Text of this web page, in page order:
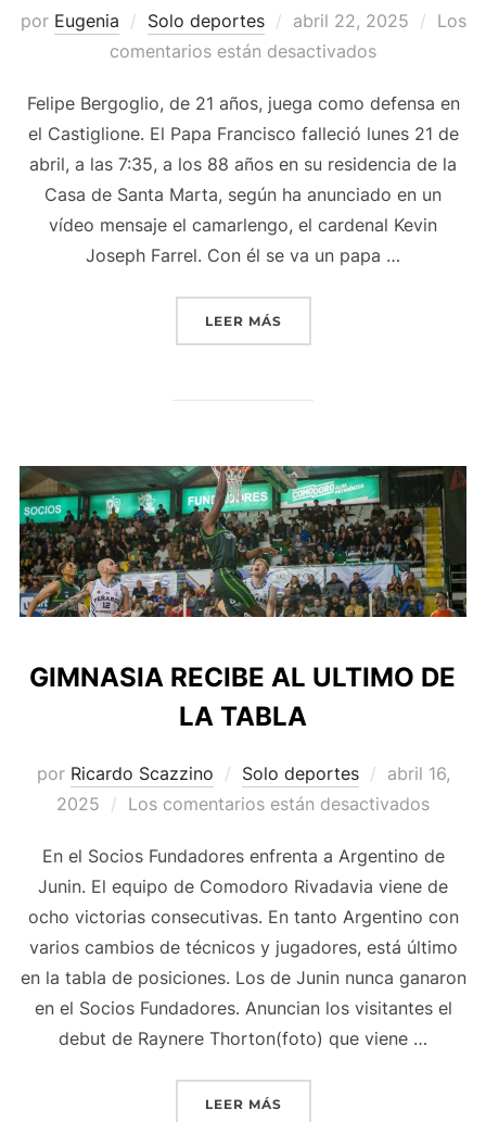
por Eugenia Solo deportes
Publicado
el
abril 22, 2025
Los
comentarios están desactivados
Felipe Bergoglio, de 21 años, juega como defensa en
el Castiglione. El Papa Francisco falleció lunes 21 de
abril, a las 7:35, a los 88 años en su residencia de la
Casa de Santa Marta, según ha anunciado en un
vídeo mensaje el camarlengo, el cardenal Kevin
Joseph Farrel. Con él se va un papa …
LEER MÁS«EL SOBRINO DEL PAPA
GIMNASIA RECIBE AL ULTIMO DE
LA TABLA
por Ricardo Scazzino Solo deportes
Publicado
el
abril 16,
2025
Los comentarios están desactivados
En el Socios Fundadores enfrenta a Argentino de
Junin. El equipo de Comodoro Rivadavia viene de
ocho victorias consecutivas. En tanto Argentino con
varios cambios de técnicos y jugadores, está último
en la tabla de posiciones. Los de Junin nunca ganaron
en el Socios Fundadores. Anuncian los visitantes el
debut de Raynere Thorton(foto) que viene …
LEER MÁS«GIMNASIA RECIBE AL